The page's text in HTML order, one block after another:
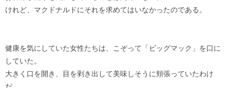
けれど、マクドナルドにそれを求めてはいなかったのである。
健康を気にしていた女性たちは、こぞって「ビッグマック」を口に
していた。
大きく口を開き、目を剥き出して美味しそうに頬張っていたわけ